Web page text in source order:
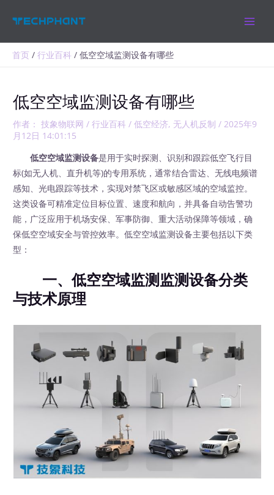
首页 行业百科 低空空域监测设备有哪些
低空空域监测设备有哪些
作者： 技象物联网/行业百科 /低空经济, 无人机反制 /2025年9
月12日 14:01:15
低空空域监测设备是用于实时探测、识别和跟踪低空飞行目
标(如无人机、直升机等)的专用系统，通常结合雷达、无线电频谱
感知、光电跟踪等技术，实现对禁飞区或敏感区域的空域监控。
这类设备可精准定位目标位置、速度和航向，并具备自动告警功
能，广泛应用于机场安保、军事防御、重大活动保障等领域，确
保低空空域安全与管控效率。低空空域监测设备主要包括以下类
型：
一、低空空域监测监测设备分类
与技术原理